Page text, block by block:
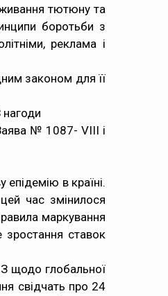
тютюну та
боротьби з
реклама і
законом для її
№ 1087- VIII і
в країні.
час змінилося
маркування
зростання ставок
щодо глобальної
свідчать про 24